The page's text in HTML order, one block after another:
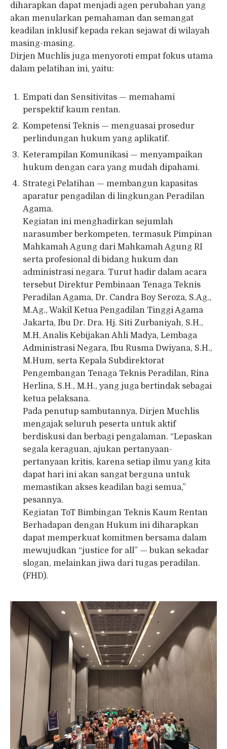
diharapkan dapat menjadi agen perubahan yang
akan menularkan pemahaman dan semangat
keadilan inklusif kepada rekan sejawat di wilayah
masing-masing.
Dirjen Muchlis juga menyoroti empat fokus utama
dalam pelatihan ini, yaitu:
Empati dan Sensitivitas — memahami
perspektif kaum rentan.
Kompetensi Teknis — menguasai prosedur
perlindungan hukum yang aplikatif.
Keterampilan Komunikasi — menyampaikan
hukum dengan cara yang mudah dipahami.
Strategi Pelatihan — membangun kapasitas
aparatur pengadilan di lingkungan Peradilan
Agama.
Kegiatan ini menghadirkan sejumlah
narasumber berkompeten, termasuk Pimpinan
Mahkamah Agung dari Mahkamah Agung RI
serta profesional di bidang hukum dan
administrasi negara. Turut hadir dalam acara
tersebut Direktur Pembinaan Tenaga Teknis
Peradilan Agama, Dr. Candra Boy Seroza, S.Ag.,
M.Ag., Wakil Ketua Pengadilan Tinggi Agama
Jakarta, Ibu Dr. Dra. Hj. Siti Zurbaniyah, S.H.,
M.H, Analis Kebijakan Ahli Madya, Lembaga
Administrasi Negara, Ibu Rusma Dwiyana, S.H.,
M.Hum, serta Kepala Subdirektorat
Pengembangan Tenaga Teknis Peradilan, Rina
Herlina, S.H., M.H., yang juga bertindak sebagai
ketua pelaksana.
Pada penutup sambutannya, Dirjen Muchlis
mengajak seluruh peserta untuk aktif
berdiskusi dan berbagi pengalaman. “Lepaskan
segala keraguan, ajukan pertanyaan-
pertanyaan kritis, karena setiap ilmu yang kita
dapat hari ini akan sangat berguna untuk
memastikan akses keadilan bagi semua,”
pesannya.
Kegiatan ToT Bimbingan Teknis Kaum Rentan
Berhadapan dengan Hukum ini diharapkan
dapat memperkuat komitmen bersama dalam
mewujudkan “justice for all” — bukan sekadar
slogan, melainkan jiwa dari tugas peradilan.
(FHD).